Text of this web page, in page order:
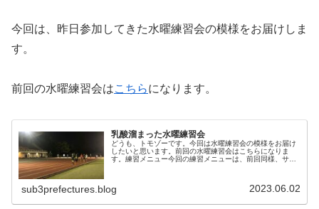
今回は、昨日参加してきた水曜練習会の模様をお届けしま
す。
前回の水曜練習会はこちらになります。
乳酸溜まった水曜練習会
どうも、トモゾーです。今回は水曜練習会の模様をお届け
したいと思います。前回の水曜練習会はこちらになりま
す。練習メニュー今回の練習メニューは、前回同様、サブ
sub3prefectures.blog 2023.06.02